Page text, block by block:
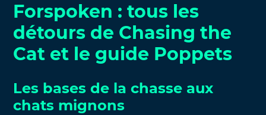
Forspoken : tous les
détours de Chasing the
Cat et le guide Poppets
Les bases de la chasse aux
chats mignons